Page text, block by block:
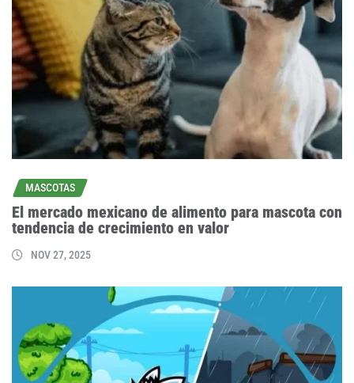
MASCOTAS
El mercado mexicano de alimento para mascota con
tendencia de crecimiento en valor
NOV 27, 2025